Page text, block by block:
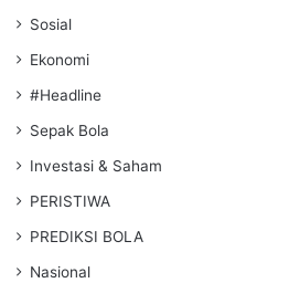
Sosial
Ekonomi
#Headline
Sepak Bola
Investasi & Saham
PERISTIWA
PREDIKSI BOLA
Nasional